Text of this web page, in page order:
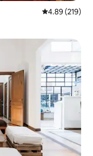
Calificación
4.89 (219)